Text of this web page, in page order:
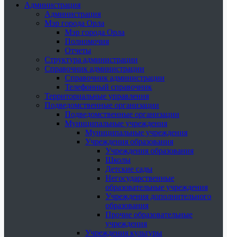
Администрация
Администрация
Мэр города Орла
Мэр города Орла
Полномочия
Отчеты
Структура администрации
Справочник администрации
Справочник администрации
Телефонный справочник
Территориальные управления
Подведомственные организации
Подведомственные организации
Муниципальные учреждения
Муниципальные учреждения
Учреждения образования
Учреждения образования
Школы
Детские сады
Негосударственные
образовательные учреждения
Учреждения дополнительного
образования
Прочие образовательные
учреждения
Учреждения культуры